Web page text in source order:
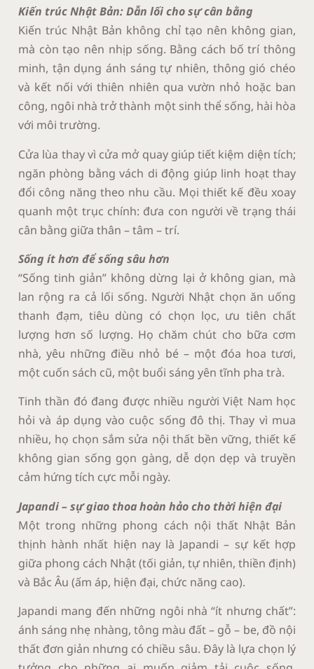
Kiến trúc Nhật Bản: Dẫn lối cho sự cân bằng
Kiến trúc Nhật Bản không chỉ tạo nên không gian,
mà còn tạo nên nhịp sống. Bằng cách bố trí thông
minh, tận dụng ánh sáng tự nhiên, thông gió chéo
và kết nối với thiên nhiên qua vườn nhỏ hoặc ban
công, ngôi nhà trở thành một sinh thể sống, hài hòa
với môi trường.
Cửa lùa thay vì cửa mở quay giúp tiết kiệm diện tích;
ngăn phòng bằng vách di động giúp linh hoạt thay
đổi công năng theo nhu cầu. Mọi thiết kế đều xoay
quanh một trục chính: đưa con người về trạng thái
cân bằng giữa thân – tâm – trí.
Sống ít hơn để sống sâu hơn
“Sống tinh giản” không dừng lại ở không gian, mà
lan rộng ra cả lối sống. Người Nhật chọn ăn uống
thanh đạm, tiêu dùng có chọn lọc, ưu tiên chất
lượng hơn số lượng. Họ chăm chút cho bữa cơm
nhà, yêu những điều nhỏ bé – một đóa hoa tươi,
một cuốn sách cũ, một buổi sáng yên tĩnh pha trà.
Tinh thần đó đang được nhiều người Việt Nam học
hỏi và áp dụng vào cuộc sống đô thị. Thay vì mua
nhiều, họ chọn sắm sửa nội thất bền vững, thiết kế
không gian sống gọn gàng, dễ dọn dẹp và truyền
cảm hứng tích cực mỗi ngày.
Japandi – sự giao thoa hoàn hảo cho thời hiện đại
Một trong những phong cách nội thất Nhật Bản
thịnh hành nhất hiện nay là Japandi – sự kết hợp
giữa phong cách Nhật (tối giản, tự nhiên, thiền định)
và Bắc Âu (ấm áp, hiện đại, chức năng cao).
Japandi mang đến những ngôi nhà “ít nhưng chất”:
ánh sáng nhẹ nhàng, tông màu đất – gỗ – be, đồ nội
thất đơn giản nhưng có chiều sâu. Đây là lựa chọn lý